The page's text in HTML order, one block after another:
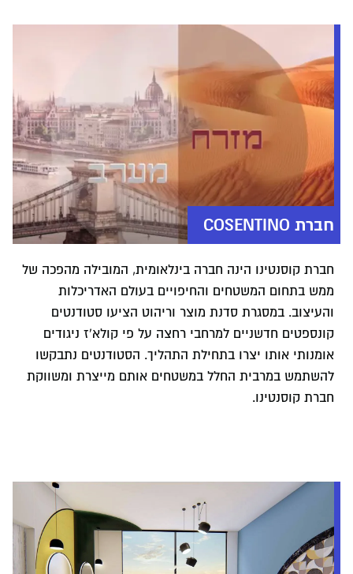
חברת COSENTINO
חברת קוסנטינו הינה חברה בינלאומית, המובילה מהפכה של
ממש בתחום המשטחים והחיפויים בעולם האדריכלות
והעיצוב. במסגרת סדנת מוצר וריהוט הציעו סטודנטים
קונספטים חדשניים למרחבי רחצה על פי קולא'ז ניגודים
אומנותי אותו יצרו בתחילת התהליך. הסטודנטים נתבקשו
להשתמש במרבית החלל במשטחים אותם מייצרת ומשווקת
חברת קוסנטינו.